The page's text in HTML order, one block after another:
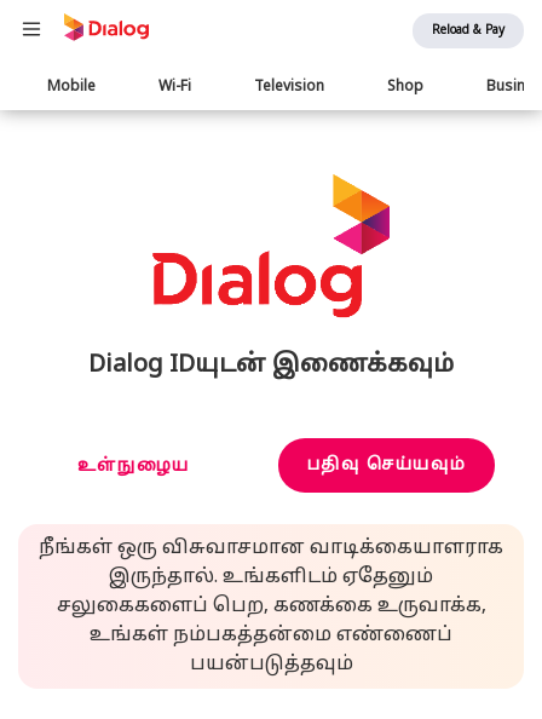
Reload & Pay
Main
navigation
Mobile Wi-Fi Television Shop
Dialog IDயுடன் இணைக்கவும்
உள்நுழைய பதிவு செய்யவும்
நீங்கள் ஒரு விசுவாசமான வாடிக்கையாளராக
இருந்தால். உங்களிடம் ஏதேனும்
சலுகைகளைப் பெற, கணக்கை உருவாக்க,
உங்கள் நம்பகத்தன்மை எண்ணைப்
பயன்படுத்தவும்